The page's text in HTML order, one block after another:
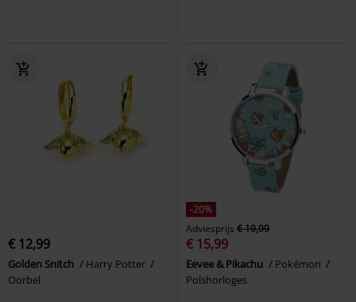
€ 12,99
Golden Snitch
Harry Potter
Oorbel
-20%
Adviesprijs € 19,99
€ 15,99
Eevee & Pikachu
Pokémon
Polshorloges